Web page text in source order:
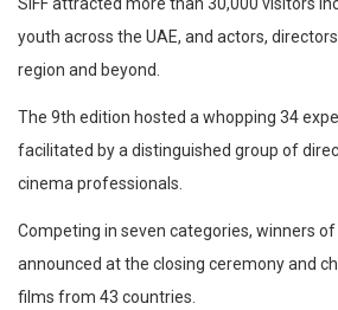
youth across the UAE, and actors,
region and beyond.
The 9th edition hosted a whopping 34
facilitated by a distinguished group of
cinema professionals.
Competing in seven categories, winners
announced at the closing ceremony and
films from 43 countries.